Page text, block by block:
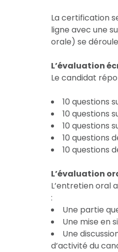
La certification
ligne avec une
orale) se
L’évaluation
Le candidat
10 questions
10 questions
10 questions
10 questions
10 questions
L’évaluation
L’entretien oral
:
Une partie
Une mise en
Une
d’activité du